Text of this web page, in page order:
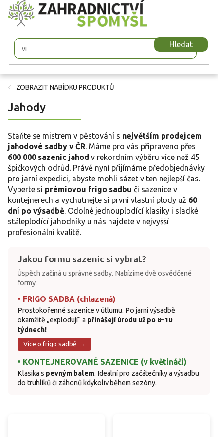
Přejít
na
obsah
Hledat
ZOBRAZIT NABÍDKU PRODUKTŮ
Jahody
Staňte se mistrem v pěstování s největším prodejcem
jahodové sadby v ČR . Máme pro vás připraveno přes
600 000 sazenic jahod v rekordním výběru více než 45
špičkových odrůd. Právě nyní přijímáme předobjednávky
pro jarní expedici, abyste mohli sázet v ten nejlepší čas.
Vyberte si prémiovou frigo sadbu či sazenice v
kontejnerech a vychutnejte si první vlastní plody už 60
dní po výsadbě . Odolné jednouplodící klasiky i sladké
stáleplodící jahodníky u nás najdete v nejvyšší
profesionální kvalitě.
Jakou formu sazenic si vybrat?
Úspěch začíná u správné sadby. Nabízíme dvě osvědčené
formy:
• FRIGO SADBA (chlazená)
Prostokořenné sazenice v útlumu. Po jarní výsadbě
okamžitě „explodují“ a přinášejí úrodu už po 8–10
týdnech!
Více o frigo sadbě →
• KONTEJNEROVANÉ SAZENICE (v květináči)
Klasika s pevným balem. Ideální pro začátečníky a výsadbu
do truhlíků či záhonů kdykoliv během sezóny.